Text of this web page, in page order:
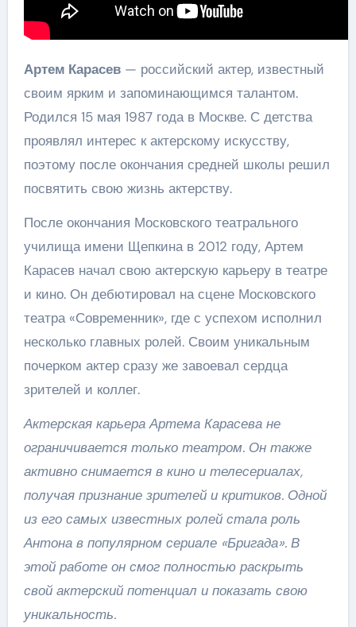
Артем Карасев— российский актер, известный
своим ярким и запоминающимся талантом.
Родился 15 мая 1987 года в Москве. С детства
проявлял интерес к актерскому искусству,
поэтому после окончания средней школы решил
посвятить свою жизнь актерству.
После окончания Московского театрального
училища имени Щепкина в 2012 году, Артем
Карасев начал свою актерскую карьеру в театре
и кино. Он дебютировал на сцене Московского
театра «Современник», где с успехом исполнил
несколько главных ролей. Своим уникальным
почерком актер сразу же завоевал сердца
зрителей и коллег.
Актерская карьера Артема Карасева не
ограничивается только театром. Он также
активно снимается в кино и телесериалах,
получая признание зрителей и критиков. Одной
из его самых известных ролей стала роль
Антона в популярном сериале «Бригада». В
этой работе он смог полностью раскрыть
свой актерский потенциал и показать свою
уникальность.